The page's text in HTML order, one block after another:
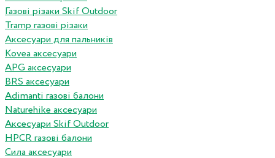
Газові різаки Skif Outdoor
Tramp газові різаки
Аксесуари для пальників
Kovea аксесуари
APG аксесуари
BRS аксесуари
Adimanti газові балони
Naturehike аксесуари
Аксесуари Skif Outdoor
HPCR газові балони
Сила аксесуари